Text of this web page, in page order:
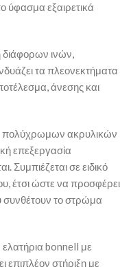
ύφασμα εξαιρετικά
διάφορων ινών,
τα πλεονεκτήματα
άνεσης και
πολύχρωμων ακρυλικών
επεξεργασία
Συμπιέζεται σε ειδικό
έτσι ώστε να προσφέρει
συνθέτουν το στρώμα
bonnell με
επιπλέον στήριξη με